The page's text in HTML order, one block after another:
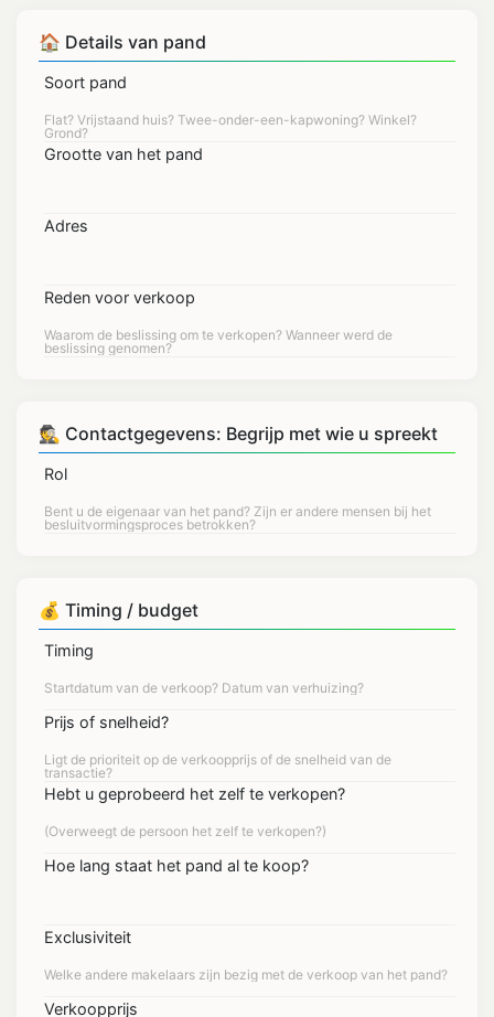
🏠 Details van pand
Soort pand
Grootte van het pand
Adres
Reden voor verkoop
🕵 Contactgegevens: Begrijp met wie u spreekt
Rol
💰 Timing / budget
Timing
Prijs of snelheid?
Hebt u geprobeerd het zelf te verkopen?
Hoe lang staat het pand al te koop?
Exclusiviteit
Verkoopprijs